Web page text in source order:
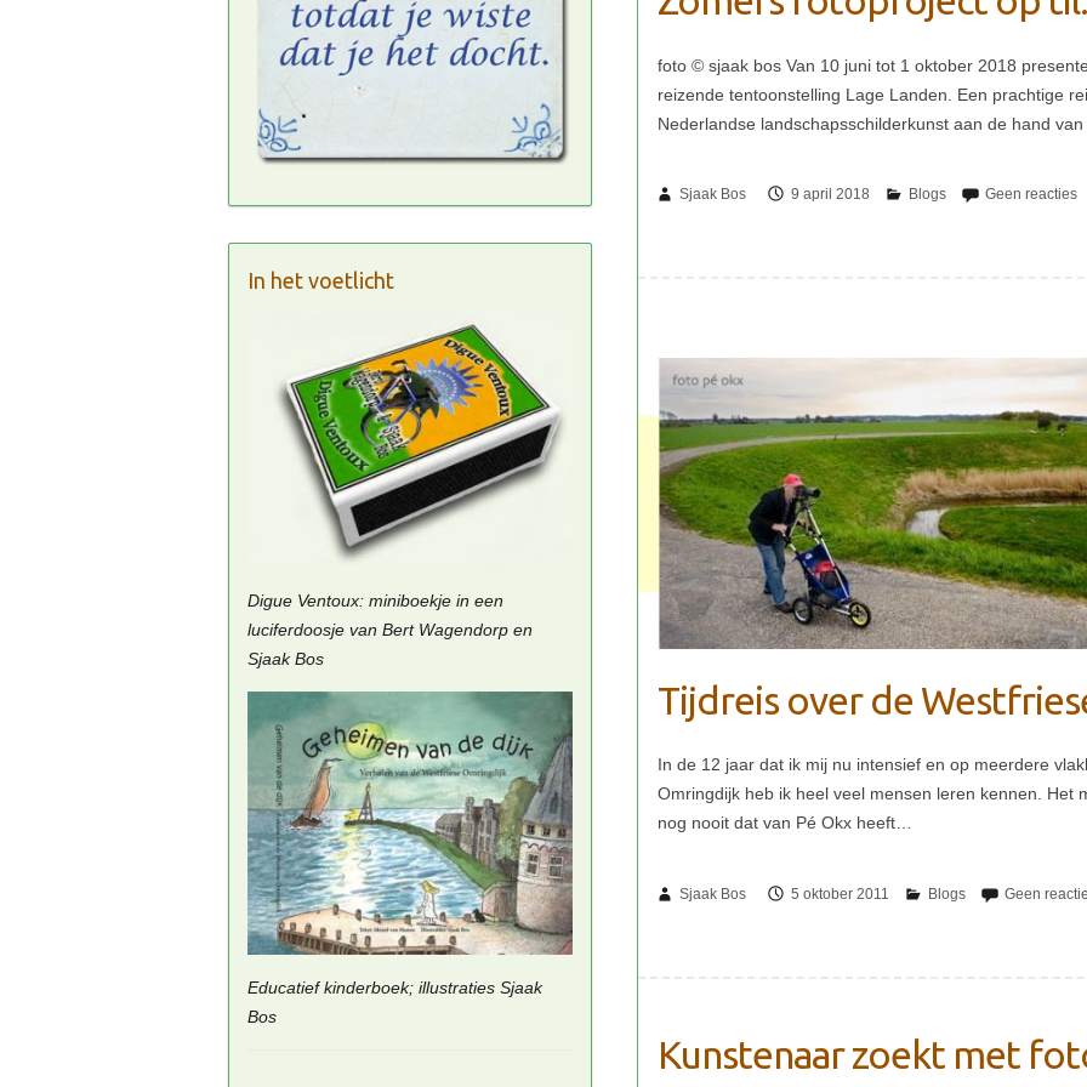
Sjaak Bos 9 april 2018
Tijdreis over de
Sjaak Bos 5 oktober 2011
Kunstenaar zoekt met
In het voetlicht
Digue Ventoux: miniboekje in een
luciferdoosje van Bert Wagendorp en
Sjaak Bos
Educatief kinderboek; illustraties Sjaak
Bos